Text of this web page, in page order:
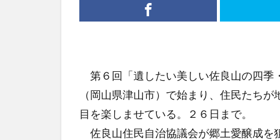
第６回「遺したい美しい佐良山の四季
（岡山県津山市）で始まり、住民たち
目を楽しませている。２６日まで。
佐良山住民自治協議会が郷土愛醸成を